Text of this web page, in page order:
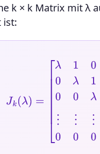
k × k Matrix mit λ
ist:
λ1⋯ 00 ⋯0